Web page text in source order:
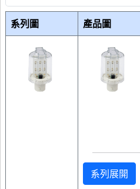
系列圖 產品圖
系列展開